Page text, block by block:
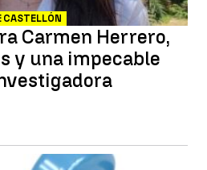
Carmen Herrero,
y una impecable